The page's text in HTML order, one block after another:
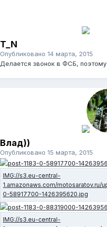
T_N
Опубликовано 14 марта, 2015
Делается звонок в ФСБ, поэтому
Влад))
Опубликовано 15 марта, 2015